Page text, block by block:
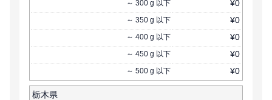
～ 300 g 以下 ¥0
～ 350 g 以下 ¥0
～ 400 g 以下 ¥0
～ 450 g 以下 ¥0
～ 500 g 以下 ¥0
栃木県